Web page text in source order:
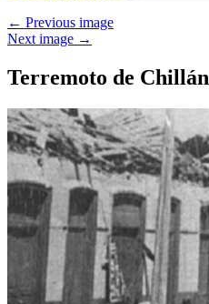
← Previous image
Next image →
Terremoto de Chillán